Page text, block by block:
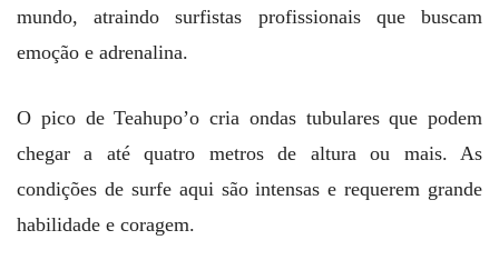
mundo, atraindo surfistas profissionais que buscam
emoção e adrenalina.
O pico de Teahupo’o cria ondas tubulares que podem
chegar a até quatro metros de altura ou mais. As
condições de surfe aqui são intensas e requerem grande
habilidade e coragem.